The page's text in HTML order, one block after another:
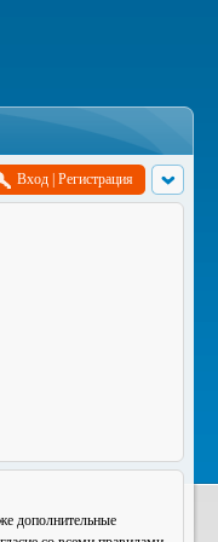
Вход Регистрация
дополнительные